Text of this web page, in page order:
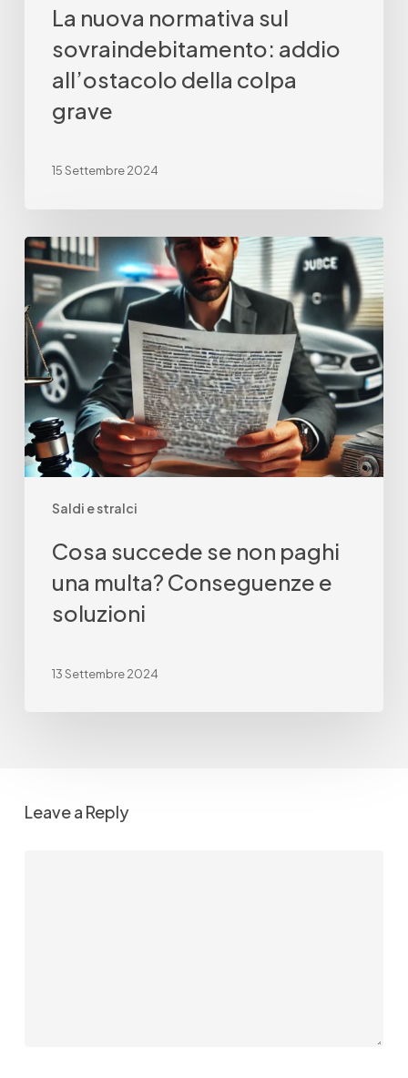
La nuova normativa sul
sovraindebitamento: addio
all’ostacolo della colpa
grave
15 Settembre 2024
Saldi e stralci
Cosa
succede
se
non
paghi
una
multa?
Conseguenze
e
soluzioni
Cosa succede se non paghi
una multa? Conseguenze e
soluzioni
13 Settembre 2024
Leave a Reply